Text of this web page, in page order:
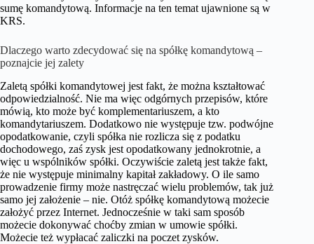
sumę komandytową. Informacje na ten temat ujawnione są w
KRS.
Dlaczego warto zdecydować się na spółkę komandytową –
poznajcie jej zalety
Zaletą spółki komandytowej jest fakt, że można kształtować
odpowiedzialność. Nie ma więc odgórnych przepisów, które
mówią, kto może być komplementariuszem, a kto
komandytariuszem. Dodatkowo nie występuje tzw. podwójne
opodatkowanie, czyli spółka nie rozlicza się z podatku
dochodowego, zaś zysk jest opodatkowany jednokrotnie, a
więc u wspólników spółki. Oczywiście zaletą jest także fakt,
że nie występuje minimalny kapitał zakładowy. O ile samo
prowadzenie firmy może nastręczać wielu problemów, tak już
samo jej założenie – nie. Otóż spółkę komandytową możecie
założyć przez Internet. Jednocześnie w taki sam sposób
możecie dokonywać choćby zmian w umowie spółki.
Możecie też wypłacać zaliczki na poczet zysków.